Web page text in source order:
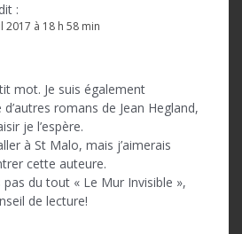
dit :
2017 à 18 h 58 min
mot. Je suis également
romans de Jean Hegland,
je l’espère.
à St Malo, mais j’aimerais
cette auteure.
pas du tout « Le Mur Invisible »,
de lecture!